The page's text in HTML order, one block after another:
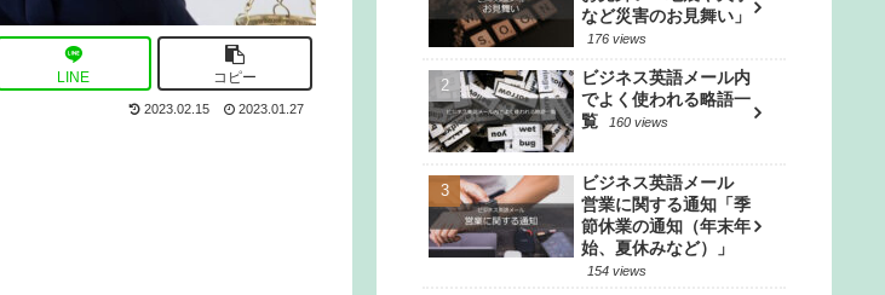
LINE コピー
2023.02.15 2023.01.27
など災害のお見舞い」
176 views
ビジネス英語メール内
でよく使われる略語一
覧
160 views
ビジネス英語メール
営業に関する通知「季
節休業の通知（年末年
始、夏休みなど）」
154 views